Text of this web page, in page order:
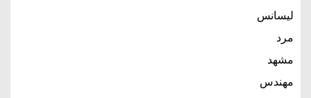
لیسانس
مرد
مشهد
مهندس